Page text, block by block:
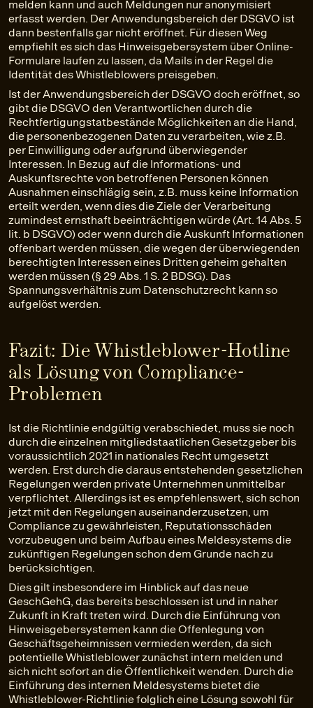
melden kann und auch Meldungen nur anonymisiert
erfasst werden. Der Anwendungsbereich der DSGVO ist
dann bestenfalls gar nicht eröffnet. Für diesen Weg
empfiehlt es sich das Hinweisgebersystem über Online-
Formulare laufen zu lassen, da Mails in der Regel die
Identität des Whistleblowers preisgeben.
Ist der Anwendungsbereich der DSGVO doch eröffnet, so
gibt die DSGVO den Verantwortlichen durch die
Rechtfertigungstatbestände Möglichkeiten an die Hand,
die personenbezogenen Daten zu verarbeiten, wie z.B.
per Einwilligung oder aufgrund überwiegender
Interessen. In Bezug auf die Informations- und
Auskunftsrechte von betroffenen Personen können
Ausnahmen einschlägig sein, z.B. muss keine Information
erteilt werden, wenn dies die Ziele der Verarbeitung
zumindest ernsthaft beeinträchtigen würde (Art. 14 Abs. 5
lit. b DSGVO) oder wenn durch die Auskunft Informationen
offenbart werden müssen, die wegen der überwiegenden
berechtigten Interessen eines Dritten geheim gehalten
werden müssen (§ 29 Abs. 1 S. 2 BDSG). Das
Spannungsverhältnis zum Datenschutzrecht kann so
aufgelöst werden.
Fazit: Die Whistleblower-Hotline
als Lösung von Compliance-
Problemen
Ist die Richtlinie endgültig verabschiedet, muss sie noch
durch die einzelnen mitgliedstaatlichen Gesetzgeber bis
voraussichtlich 2021 in nationales Recht umgesetzt
werden. Erst durch die daraus entstehenden gesetzlichen
Regelungen werden private Unternehmen unmittelbar
verpflichtet. Allerdings ist es empfehlenswert, sich schon
jetzt mit den Regelungen auseinanderzusetzen, um
Compliance zu gewährleisten, Reputationsschäden
vorzubeugen und beim Aufbau eines Meldesystems die
zukünftigen Regelungen schon dem Grunde nach zu
berücksichtigen.
Dies gilt insbesondere im Hinblick auf das neue
GeschGehG, das bereits beschlossen ist und in naher
Zukunft in Kraft treten wird. Durch die Einführung von
Hinweisgebersystemen kann die Offenlegung von
Geschäftsgeheimnissen vermieden werden, da sich
potentielle Whistleblower zunächst intern melden und
sich nicht sofort an die Öffentlichkeit wenden. Durch die
Einführung des internen Meldesystems bietet die
Whistleblower-Richtlinie folglich eine Lösung sowohl für